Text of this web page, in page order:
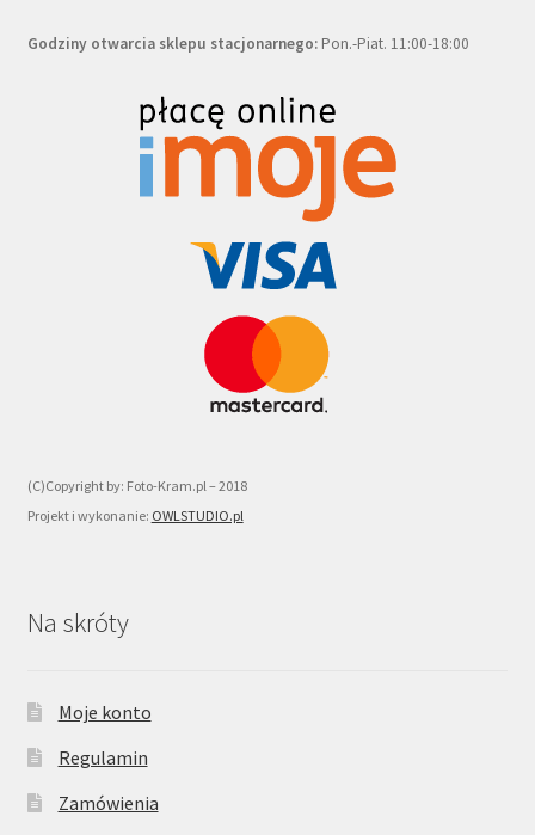
Godziny otwarcia sklepu stacjonarnego:Pon.-Piat. 11:00-18:00
(C)Copyright by: Foto-Kram.pl – 2018
Projekt i wykonanie: OWLSTUDIO.pl
Na skróty
Moje konto
Regulamin
Zamówienia